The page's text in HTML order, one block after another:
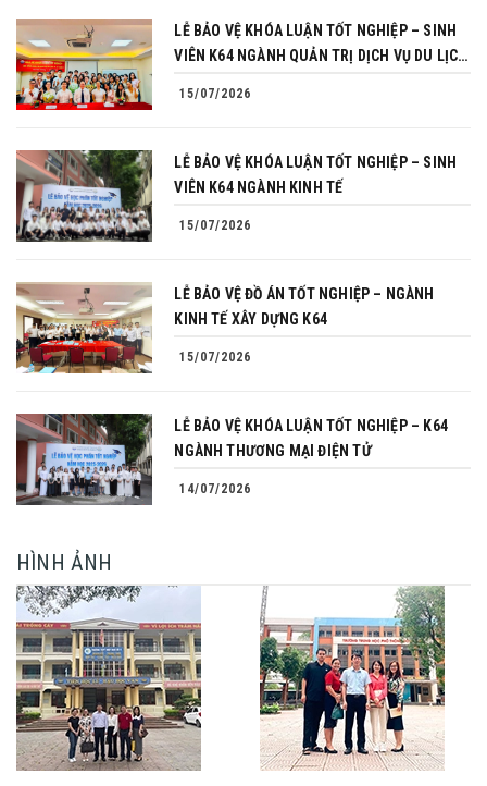
LỄ BẢO VỆ KHÓA LUẬN TỐT NGHIỆP – SINH
VIÊN K64 NGÀNH QUẢN TRỊ DỊCH VỤ DU LỊCH
15/07/2026
LỄ BẢO VỆ KHÓA LUẬN TỐT NGHIỆP – SINH
VIÊN K64 NGÀNH KINH TẾ
15/07/2026
LỄ BẢO VỆ ĐỒ ÁN TỐT NGHIỆP – NGÀNH
KINH TẾ XÂY DỰNG K64
15/07/2026
LỄ BẢO VỆ KHÓA LUẬN TỐT NGHIỆP – K64
NGÀNH THƯƠNG MẠI ĐIỆN TỬ
14/07/2026
HÌNH ẢNH